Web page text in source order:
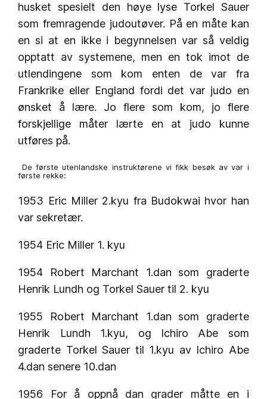
husket spesielt den høye lyse Torkel Sauer
som fremragende judoutøver. På en måte kan
en si at en ikke i begynnelsen var så veldig
opptatt av systemene, men en tok imot de
utlendingene som kom enten de var fra
Frankrike eller England fordi det var judo en
ønsket å lære. Jo flere som kom, jo flere
forskjellige måter lærte en at judo kunne
utføres på.
De første utenlandske instruktørene vi fikk besøk av var i
første rekke:
1953 Eric Miller 2.kyu fra Budokwai hvor han
var sekretær.
1954 Eric Miller 1. kyu
1954 Robert Marchant 1.dan som graderte
Henrik Lundh og Torkel Sauer til 2. kyu
1955 Robert Marchant 1.dan som graderte
Henrik Lundh 1.kyu, og Ichiro Abe som
graderte Torkel Sauer til 1.kyu av Ichiro Abe
4.dan senere 10.dan
1956 For å oppnå dan grader måtte en i